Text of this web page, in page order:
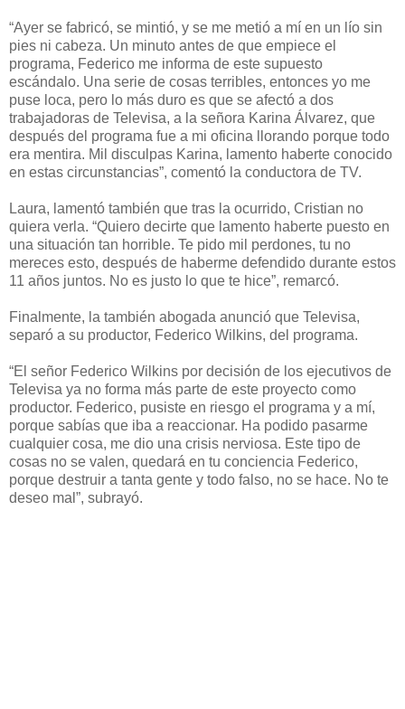
“Ayer se fabricó, se mintió, y se me metió a mí en un lío sin
pies ni cabeza. Un minuto antes de que empiece el
programa, Federico me informa de este supuesto
escándalo. Una serie de cosas terribles, entonces yo me
puse loca, pero lo más duro es que se afectó a dos
trabajadoras de Televisa, a la señora Karina Álvarez, que
después del programa fue a mi oficina llorando porque todo
era mentira. Mil disculpas Karina, lamento haberte conocido
en estas circunstancias”, comentó la conductora de TV.
Laura, lamentó también que tras la ocurrido, Cristian no
quiera verla. “Quiero decirte que lamento haberte puesto en
una situación tan horrible. Te pido mil perdones, tu no
mereces esto, después de haberme defendido durante estos
11 años juntos. No es justo lo que te hice”, remarcó.
Finalmente, la también abogada anunció que Televisa,
separó a su productor, Federico Wilkins, del programa.
“El señor Federico Wilkins por decisión de los ejecutivos de
Televisa ya no forma más parte de este proyecto como
productor. Federico, pusiste en riesgo el programa y a mí,
porque sabías que iba a reaccionar. Ha podido pasarme
cualquier cosa, me dio una crisis nerviosa. Este tipo de
cosas no se valen, quedará en tu conciencia Federico,
porque destruir a tanta gente y todo falso, no se hace. No te
deseo mal”, subrayó.